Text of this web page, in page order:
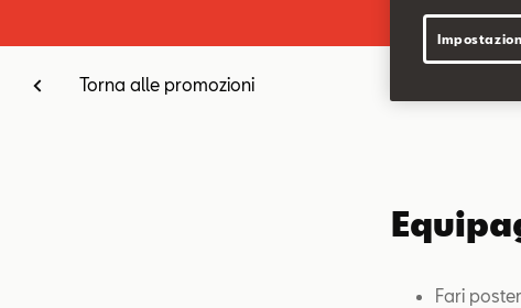
Torna alle promozioni
Fari